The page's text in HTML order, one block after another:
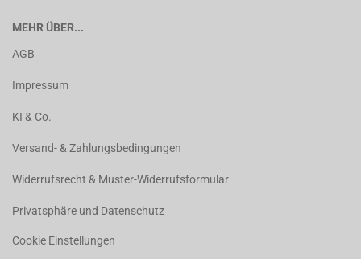
MEHR ÜBER...
AGB
Impressum
KI & Co.
Versand- & Zahlungsbedingungen
Widerrufsrecht & Muster-Widerrufsformular
Privatsphäre und Datenschutz
Cookie Einstellungen